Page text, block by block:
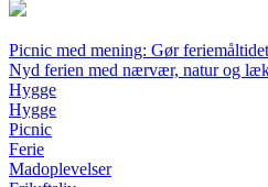
Picnic med mening: Gør
Nyd ferien med nærvær, natur og
Hygge
Hygge
Picnic
Ferie
Madoplevelser